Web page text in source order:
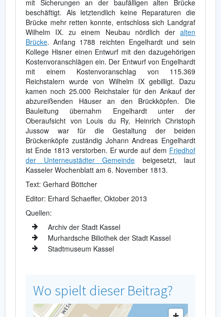
mit Sicherungen an der baufälligen alten Brücke
beschäftigt. Als letztendlich keine Reparaturen die
Brücke mehr retten konnte, entschloss sich Landgraf
Wilhelm IX. zu einem Neubau nördlich der alten
Brücke. Anfang 1788 reichten Engelhardt und sein
Kollege Hisner einen Entwurf mit den dazugehörigen
Kostenvoranschlägen ein. Der Entwurf von Engelhardt
mit einem Kostenvoranschlag von 115.369
Reichstalern wurde von Wilhelm IX gebilligt. Dazu
kamen noch 25.000 Reichstaler für den Ankauf der
abzureißenden Häuser an den Brückköpfen. Die
Bauleitung übernahm Engelhardt unter der
Oberaufsicht von Louis du Ry, Heinrich Christoph
Jussow war für die Gestaltung der beiden
Brückenköpfe zuständig Johann Andreas Engelhardt
ist Ende 1813 verstorben. Er wurde auf dem Friedhof
der Unterneustädter Gemeinde beigesetzt, laut
Kasseler Wochenblatt am 6. November 1813.
Text: Gerhard Böttcher
Editor: Erhard Schaeffer, Oktober 2013
Quellen:
Archiv der Stadt Kassel
Murhardsche Biliothek der Stadt Kassel
Stadtmuseum Kassel
Wo spielt dieser Beitrag?